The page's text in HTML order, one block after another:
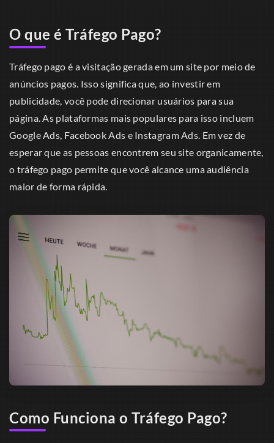
O que é Tráfego Pago?
Tráfego pago é a visitação gerada em um site por meio de
anúncios pagos. Isso significa que, ao investir em
publicidade, você pode direcionar usuários para sua
página. As plataformas mais populares para isso incluem
Google Ads, Facebook Ads e Instagram Ads. Em vez de
esperar que as pessoas encontrem seu site organicamente,
o tráfego pago permite que você alcance uma audiência
maior de forma rápida.
Como Funciona o Tráfego Pago?